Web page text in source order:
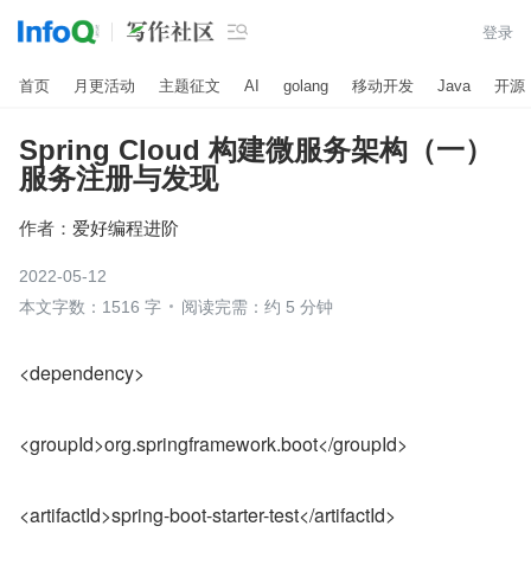
 登录
首页 月更活动 主题征文 AI golang 移动开发 Java 开源
Spring Cloud 构建微服务架构（一）
服务注册与发现
作者： 爱好编程进阶
2022-05-12
本文字数：1516 字
阅读完需：约 5 分钟
<dependency>
<groupId>org.springframework.boot</groupId>
<artifactId>spring-boot-starter-test</artifactId>